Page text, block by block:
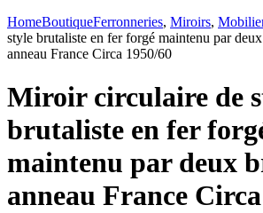
HomeBoutiqueFerronneries, Miroirs,
style brutaliste en fer forgé maintenu par
anneau France Circa 1950/60
Miroir circulaire de
brutaliste en fer
maintenu par deux
anneau France